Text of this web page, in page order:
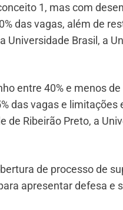
1, mas com
das vagas, além de
Universidade Brasil, a
entre 40% e menos
das vagas e
Ribeirão Preto, a
de processo de
apresentar defesa e